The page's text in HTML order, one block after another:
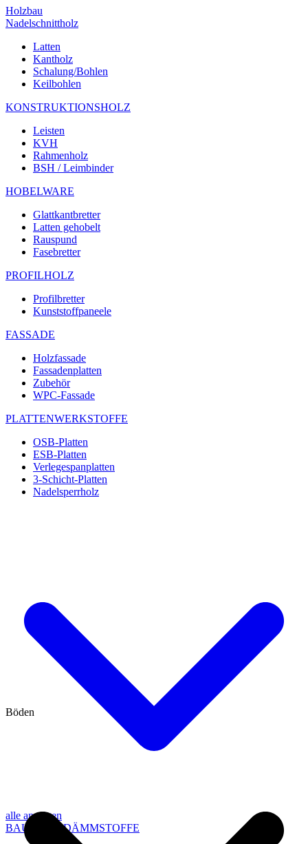
Holzbau
Nadelschnittholz
Latten
Kantholz
Schalung/Bohlen
Keilbohlen
KONSTRUKTIONSHOLZ
Leisten
KVH
Rahmenholz
BSH / Leimbinder
HOBELWARE
Glattkantbretter
Latten gehobelt
Rauspund
Fasebretter
PROFILHOLZ
Profilbretter
Kunststoffpaneele
FASSADE
Holzfassade
Fassadenplatten
Zubehör
WPC-Fassade
PLATTENWERKSTOFFE
OSB-Platten
ESB-Platten
Verlegespanplatten
3-Schicht-Platten
Nadelsperrholz
alle anzeigen
BAU- UND DÄMMSTOFFE
Böden